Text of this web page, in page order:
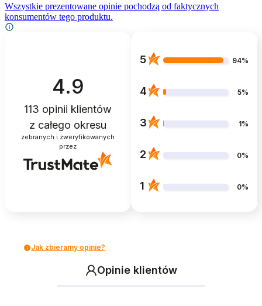
Wszystkie prezentowane opinie pochodzą od faktycznych
konsumentów tego produktu.
4.9
113 opinii klientów
z całego okresu
zebranych i zweryfikowanych
przez
5 94%
4 5%
3 1%
2 0%
1 0%
Jak zbieramy opinie?
Opinie klientów